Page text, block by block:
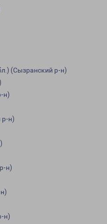
(Сызранский р-н)
н)
р-н)
н)
н)